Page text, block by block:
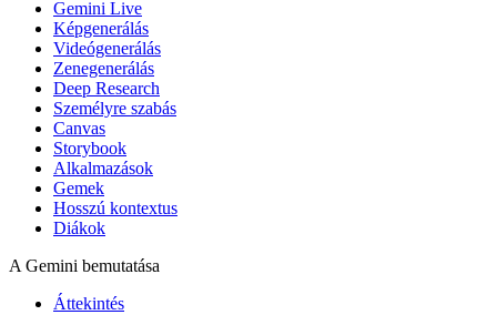
Gemini Live
Képgenerálás
Videógenerálás
Zenegenerálás
Deep Research
Személyre szabás
Canvas
Storybook
Alkalmazások
Gemek
Hosszú kontextus
Diákok
A Gemini bemutatása
Áttekintés